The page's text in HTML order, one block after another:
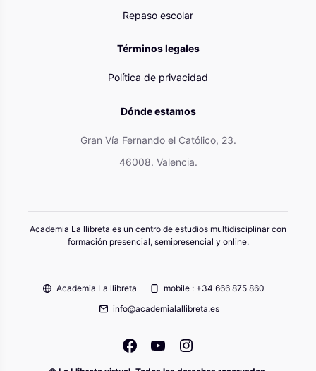
Repaso escolar
Términos legales
Política de privacidad
Dónde estamos
Gran Vía Fernando el Católico, 23.
46008. Valencia.
Academia La llibreta es un centro de estudios multidisciplinar con
formación presencial, semipresencial y online.
Academia La llibreta
mobile : +34 666 875 860
info@academialallibreta.es